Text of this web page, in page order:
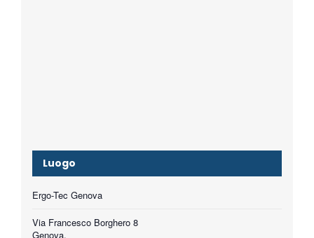
Luogo
Ergo-Tec Genova
Via Francesco Borghero 8
Genova,